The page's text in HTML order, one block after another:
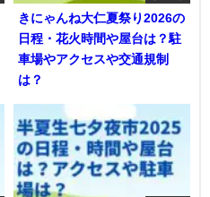
きにゃんね大仁夏祭り2026の
日程・花火時間や屋台は？駐
車場やアクセスや交通規制
は？